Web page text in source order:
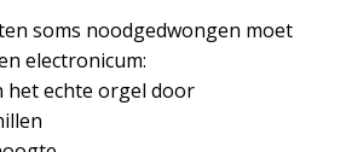
soms noodgedwongen moet
electronicum:
het echte orgel door